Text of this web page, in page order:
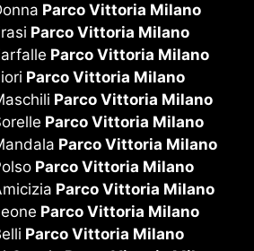
Parco Vittoria Milano
Parco Vittoria Milano
Parco Vittoria Milano
Parco Vittoria Milano
Parco Vittoria Milano
Parco Vittoria Milano
Parco Vittoria Milano
Parco Vittoria Milano
Parco Vittoria Milano
Parco Vittoria Milano
Parco Vittoria Milano